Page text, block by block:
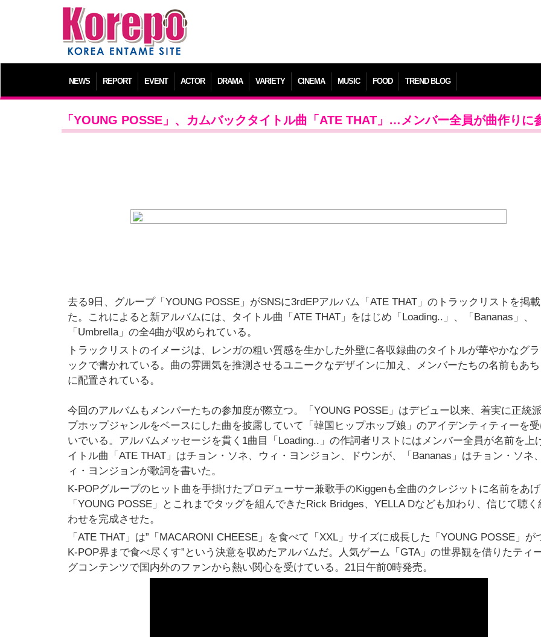
NEWS REPORT EVENT ACTOR DRAMA VARIETY CINEMA MUSIC FOOD TREND BLOG
「YOUNG POSSE」、カムバックタイトル曲「ATE THAT」…メンバー全員が曲作りに
去る9日、グループ「YOUNG POSSE」がSNSに3rdEPアルバム「ATE THAT」のトラックリストを掲
た。これによると新アルバムには、タイトル曲「ATE THAT」をはじめ「Loading..」、「Bananas」、
「Umbrella」の全4曲が収められている。
トラックリストのイメージは、レンガの粗い質感を生かした外壁に各収録曲のタイトルが華やかなグラ
ックで書かれている。曲の雰囲気を推測させるユニークなデザインに加え、メンバーたちの名前もあち
に配置されている。
今回のアルバムもメンバーたちの参加度が際立つ。「YOUNG POSSE」はデビュー以来、着実に正統
プホップジャンルをベースにした曲を披露していて「韓国ヒップホップ娘」のアイデンティティーを
いでいる。アルバムメッセージを貫く1曲目「Loading..」の作詞者リストにはメンバー全員が名前を上
イトル曲「ATE THAT」はチョン・ソネ、ウィ・ヨンジョン、ドウンが、「Bananas」はチョン・ソネ
ィ・ヨンジョンが歌詞を書いた。
K-POPグループのヒット曲を手掛けたプロデューサー兼歌手のKiggenも全曲のクレジットに名前をあげ
「YOUNG POSSE」とこれまでタッグを組んできたRick Bridges、YELLA Dなども加わり、信じて聴く
わせを完成させた。
「ATE THAT」は”「MACARONI CHEESE」を食べて「XXL」サイズに成長した「YOUNG POSSE」が
K-POP界まで食べ尽くす”という決意を収めたアルバムだ。人気ゲーム「GTA」の世界観を借りたティ
グコンテンツで国内外のファンから熱い関心を受けている。21日午前0時発売。